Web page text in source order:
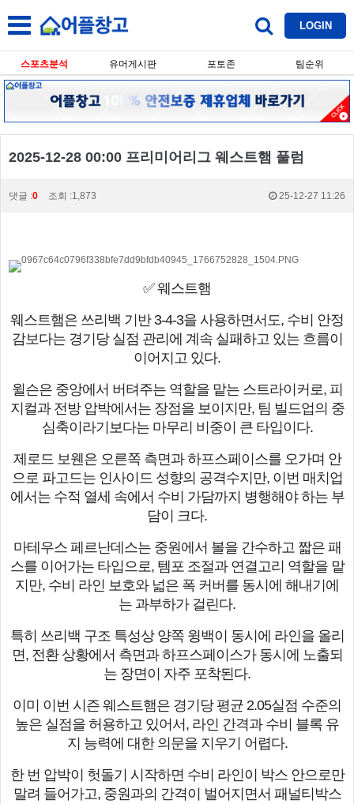
LOGIN
스포츠분석 유머게시판 포토존 팀순위
2025-12-28 00:00 프리미어리그 웨스트햄 풀럼
댓글 :0 조회 :1,873 25-12-27 11:26
✅ 웨스트햄
웨스트햄은 쓰리백 기반 3-4-3을 사용하면서도, 수비 안정
감보다는 경기당 실점 관리에 계속 실패하고 있는 흐름이
이어지고 있다.
윌슨은 중앙에서 버텨주는 역할을 맡는 스트라이커로, 피
지컬과 전방 압박에서는 장점을 보이지만, 팀 빌드업의 중
심축이라기보다는 마무리 비중이 큰 타입이다.
제로드 보웬은 오른쪽 측면과 하프스페이스를 오가며 안
으로 파고드는 인사이드 성향의 공격수지만, 이번 매치업
에서는 수적 열세 속에서 수비 가담까지 병행해야 하는 부
담이 크다.
마테우스 페르난데스는 중원에서 볼을 간수하고 짧은 패
스를 이어가는 타입으로, 템포 조절과 연결고리 역할을 맡
지만, 수비 라인 보호와 넓은 폭 커버를 동시에 해내기에
는 과부하가 걸린다.
특히 쓰리백 구조 특성상 양쪽 윙백이 동시에 라인을 올리
면, 전환 상황에서 측면과 하프스페이스가 동시에 노출되
는 장면이 자주 포착된다.
이미 이번 시즌 웨스트햄은 경기당 평균 2.05실점 수준의
높은 실점을 허용하고 있어서, 라인 간격과 수비 블록 유
지 능력에 대한 의문을 지우기 어렵다.
한 번 압박이 헛돌기 시작하면 수비 라인이 박스 안으로만
말려 들어가고, 중원과의 간격이 벌어지면서 패널티박스